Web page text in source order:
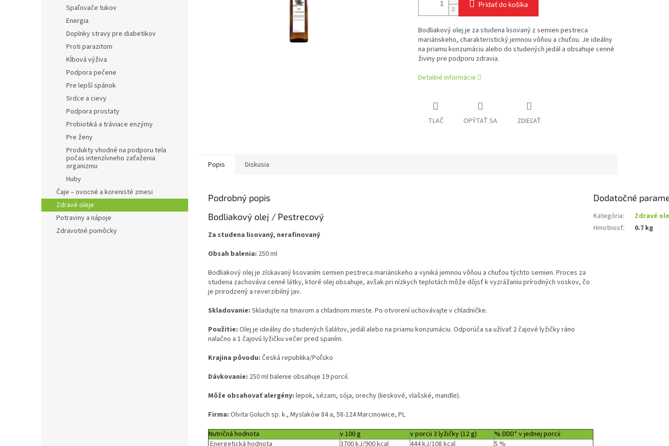
Spaľovače tukov
Energia
Doplnky stravy pre diabetikov
Proti parazitom
Kĺbová výživa
Podpora pečene
Pre lepší spánok
Srdce a cievy
Podpora prostaty
Probiotiká a tráviace enzýmy
Pre ženy
Produkty vhodné na podporu tela
počas intenzívneho zaťaženia
organizmu
Huby
Čaje – ovocné a korenisté zmesi
Zdravé oleje
Potraviny a nápoje
Zdravotné pomôcky
Pridať do košíka
Bodliakový olej je za studena lisovaný z semien pestreca
mariánskeho, charakteristický jemnou vôňou a chuťou. Je ideálny
na priamu konzumáciu alebo do studených jedál a obsahuje cenné
živiny pre podporu zdravia.
Detailné informácie
TLAČ OPÝTAŤ SA ZDIEĽAŤ
Popis Diskusia
Podrobný popis
Bodliakový olej / Pestrecový
Za studena lisovaný, nerafinovaný
Obsah balenia: 250 ml
Bodliakový olej je získavaný lisovaním semien pestreca mariánskeho a vyniká jemnou vôňou a chuťou týchto semien. Proces za
studena zachováva cenné látky, ktoré olej obsahuje, avšak pri nízkych teplotách môže dôjsť k vyzrážaniu prírodných voskov, čo
je prirodzený a reverzibilný jav.
Skladovanie: Skladujte na tmavom a chladnom mieste. Po otvorení uchovávajte v chladničke.
Použitie: Olej je ideálny do studených šalátov, jedál alebo na priamu konzumáciu. Odporúča sa užívať 2 čajové lyžičky ráno
nalačno a 1 čajovú lyžičku večer pred spaním.
Krajina pôvodu: Česká republika/Poľsko
Dávkovanie: 250 ml balenie obsahuje 19 porcií.
Môže obsahovať alergény: lepok, sézam, sója, orechy (lieskové, vlašské, mandle).
Firma: Olvita Goluch sp. k., Myslaków 84 a, 58-124 Marcinowice, PL
Nutričná hodnota
v 100 g v porcii 3 lyžičky (12 g)
% DDD* v jednej porcii
Dodatočné
Kategória:
Zdravé
Hmotnosť: 0.7 kg